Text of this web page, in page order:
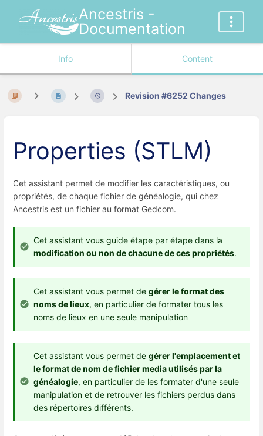
Ancestris -
Documentation
Info Content
Revision #6252 Changes
Properties (STLM)
Cet assistant permet de modifier les caractéristiques, ou
propriétés, de chaque fichier de généalogie, qui chez
Ancestris est un fichier au format Gedcom.
Cet assistant vous guide étape par étape dans la
modification ou non de chacune de ces propriétés.
Cet assistant vous permet de gérer le format des
noms de lieux, en particulier de formater tous les
noms de lieux en une seule manipulation
Cet assistant vous permet de gérer l'emplacement et
le format de nom de fichier media utilisés par la
généalogie, en particulier de les formater d'une seule
manipulation et de retrouver les fichiers perdus dans
des répertoires différents.